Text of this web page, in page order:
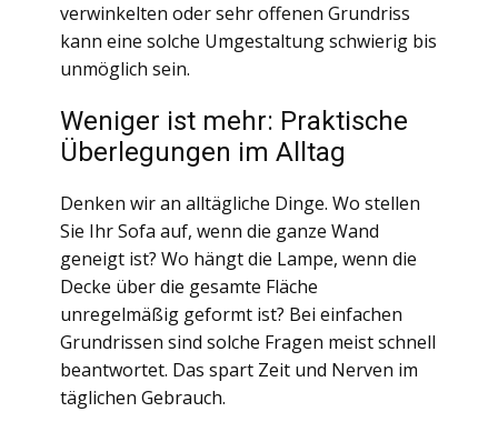
verwinkelten oder sehr offenen Grundriss
kann eine solche Umgestaltung schwierig bis
unmöglich sein.
Weniger ist mehr: Praktische
Überlegungen im Alltag
Denken wir an alltägliche Dinge. Wo stellen
Sie Ihr Sofa auf, wenn die ganze Wand
geneigt ist? Wo hängt die Lampe, wenn die
Decke über die gesamte Fläche
unregelmäßig geformt ist? Bei einfachen
Grundrissen sind solche Fragen meist schnell
beantwortet. Das spart Zeit und Nerven im
täglichen Gebrauch.